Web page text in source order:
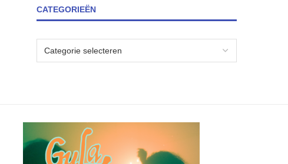
CATEGORIEËN